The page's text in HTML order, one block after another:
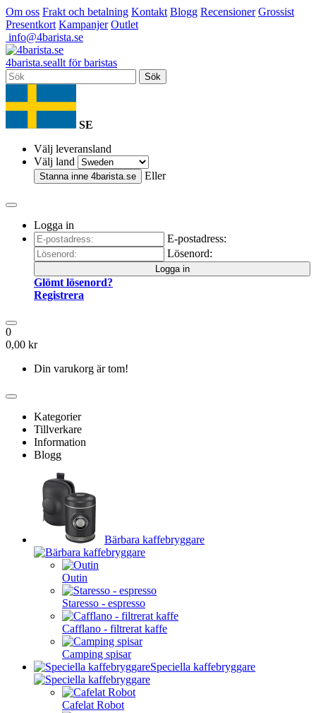
Om oss Frakt och betalning Kontakt Blogg Recensioner Grossist
Presentkort Kampanjer Outlet
info@4barista.se
4barista.seallt för baristas
Sök
SE
Välj leveransland
Välj land
Stanna inne 4barista.se Eller
Logga in
E-postadress:
Lösenord:
Logga in
Glömt lösenord?
Registrera
0
0,00 kr
Din varukorg är tom!
Kategorier
Tillverkare
Information
Blogg
Bärbara kaffebryggare
Outin
Staresso - espresso
Cafflano - filtrerat kaffe
Camping spisar
Speciella kaffebryggare
Cafelat Robot